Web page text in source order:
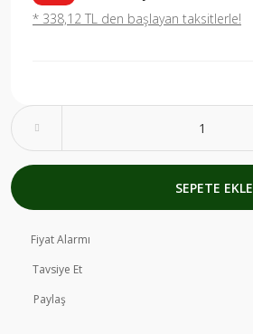
* 338,12 TL den başlayan taksitlerle!
SEPETE EKLE
Fiyat Alarmı
Tavsiye Et
Paylaş